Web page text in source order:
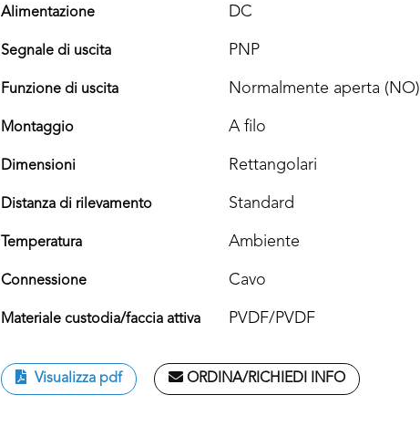
Alimentazione DC
Segnale di uscita PNP
Funzione di uscita Normalmente aperta (NO)
Montaggio A filo
Dimensioni Rettangolari
Distanza di rilevamento Standard
Temperatura Ambiente
Connessione Cavo
Materiale custodia/faccia attiva PVDF/PVDF
Visualizza pdf ORDINA/RICHIEDI INFO